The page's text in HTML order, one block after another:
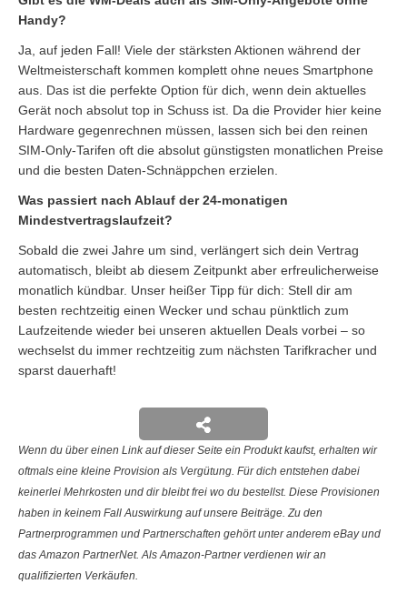
Handy?
Ja, auf jeden Fall! Viele der stärksten Aktionen während der
Weltmeisterschaft kommen komplett ohne neues Smartphone
aus. Das ist die perfekte Option für dich, wenn dein aktuelles
Gerät noch absolut top in Schuss ist. Da die Provider hier keine
Hardware gegenrechnen müssen, lassen sich bei den reinen
SIM-Only-Tarifen oft die absolut günstigsten monatlichen Preise
und die besten Daten-Schnäppchen erzielen.
Was passiert nach Ablauf der 24-monatigen
Mindestvertragslaufzeit?
Sobald die zwei Jahre um sind, verlängert sich dein Vertrag
automatisch, bleibt ab diesem Zeitpunkt aber erfreulicherweise
monatlich kündbar. Unser heißer Tipp für dich: Stell dir am
besten rechtzeitig einen Wecker und schau pünktlich zum
Laufzeitende wieder bei unseren aktuellen Deals vorbei – so
wechselst du immer rechtzeitig zum nächsten Tarifkracher und
sparst dauerhaft!
Wenn du über einen Link auf dieser Seite ein Produkt kaufst, erhalten wir
oftmals eine kleine Provision als Vergütung. Für dich entstehen dabei
keinerlei Mehrkosten und dir bleibt frei wo du bestellst. Diese Provisionen
haben in keinem Fall Auswirkung auf unsere Beiträge. Zu den
Partnerprogrammen und Partnerschaften gehört unter anderem eBay und
das Amazon PartnerNet. Als Amazon-Partner verdienen wir an
qualifizierten Verkäufen.